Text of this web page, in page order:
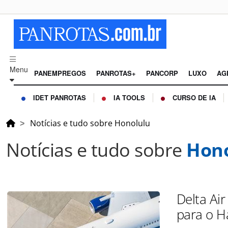
Menu PANEMPREGOS PANROTAS+ PANCORP LUXO
IDET PANROTAS IA TOOLS CURSO DE IA
Notícias e tudo sobre Honolulu
Notícias e tudo sobre
Delta
para o